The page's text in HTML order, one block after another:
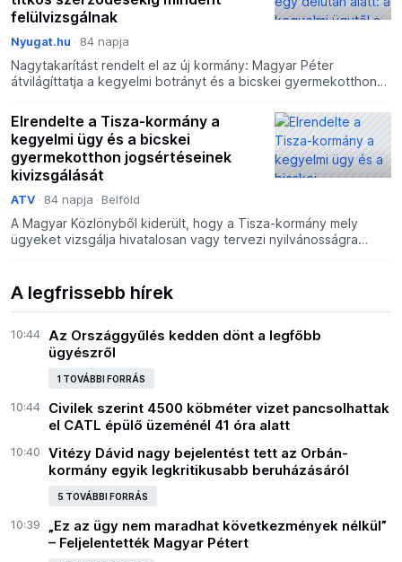
felülvizsgálnak
Nyugat.hu 84 napja
Nagytakarítást rendelt el az új kormány: Magyar Péter
átvilágíttatja a kegyelmi botrányt és a bicskei gyermekotthon
Elrendelte a Tisza-kormány a
kegyelmi ügy és a bicskei
gyermekotthon jogsértéseinek
kivizsgálását
ATV 84 napja Belföld
A Magyar Közlönyből kiderült, hogy a Tisza-kormány mely
ügyeket vizsgálja hivatalosan vagy tervezi nyilvánosságra
A legfrissebb hírek
10:44
Az Országgyűlés kedden dönt a legfőbb
ügyészről
1 TOVÁBBI FORRÁS
10:44
Civilek szerint 4500 köbméter vizet pancsolhattak
el CATL épülő üzeménél 41 óra alatt
10:40
Vitézy Dávid nagy bejelentést tett az Orbán-
kormány egyik legkritikusabb beruházásáról
5 TOVÁBBI FORRÁS
10:39
„Ez az ügy nem maradhat következmények nélkül”
– Feljelentették Magyar Pétert